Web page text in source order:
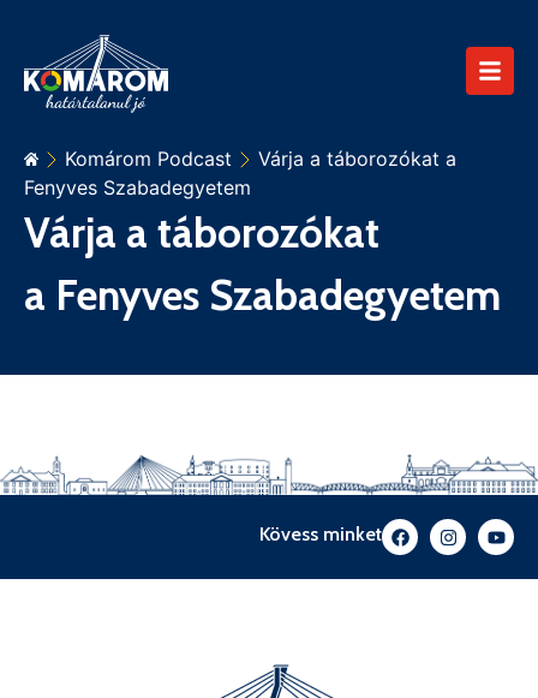
Komárom Podcast
Várja a táborozókat a
Fenyves Szabadegyetem
Várja a táborozókat
a Fenyves Szabadegyetem
Kövess minket